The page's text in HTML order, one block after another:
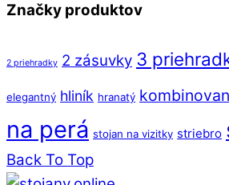
Značky produktov
2 priehradky 2 zásuvky 3
elegantný hliník hranatý
na perá stojan na vizitky striebro
Back To Top